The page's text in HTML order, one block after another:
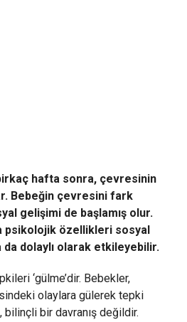
hafta sonra, çevresinin
Bebeğin çevresini fark
gelişimi de başlamış olur.
psikolojik özellikleri sosyal
dolaylı olarak etkileyebilir.
‘gülme’dir. Bebekler,
olaylara gülerek tepki
bir davranış değildir.